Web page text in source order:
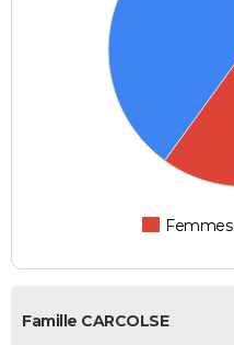
Femmes
Famille CARCOLSE